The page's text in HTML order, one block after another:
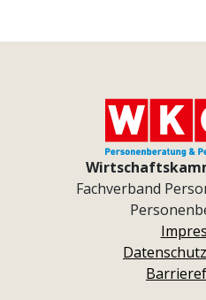
Fachverband